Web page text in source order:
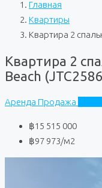
Главная
Квартиры
Квартира 2
Квартира 2
Beach
Аренда Продажа
฿15 515 000
฿97 973/м2